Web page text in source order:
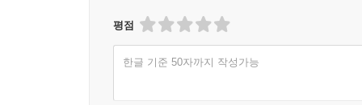
평점
한글 기준 50자까지 작성가능